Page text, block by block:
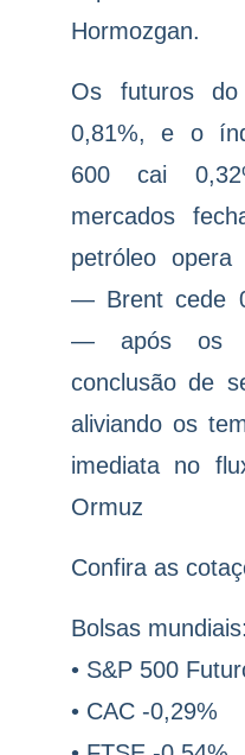
Hormozgan.
Os futuros
0,81%, e o
600 cai
mercados
petróleo opera
— Brent cede
— após os
conclusão de
aliviando os
imediata no
Ormuz
Confira as
Bolsas mundiais:
• S&P 500
• CAC -0,29%